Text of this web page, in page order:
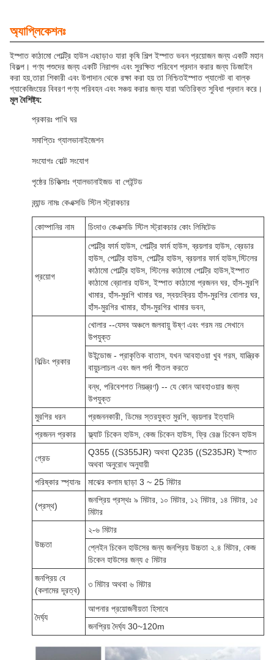
অ্যাপ্লিকেশনঃ
ইস্পাত কাঠামো পোল্ট্রি হাউস এছাড়াও যারা কৃষি শিল্প ইস্পাত ভবন প্রয়োজন জন্য একটি মহান
বিকল্প। পণ্য পশুদের জন্য একটি নিরাপদ এবং সুরক্ষিত পরিবেশ প্রদান করার জন্য ডিজাইন
করা হয়,তারা শিকারী এবং উপাদান থেকে রক্ষা করা হয় তা নিশ্চিতইস্পাত প্যালেট বা বাল্ক
প্যাকেজিংয়ের বিবরণ পণ্য পরিবহন এবং সঞ্চয় করার জন্য যারা অতিরিক্ত সুবিধা প্রদান করে।
মূল বৈশিষ্ট্য:
প্রকারঃ পাখি ঘর
সমাপ্তিঃ গ্যালভানাইজেশন
সংযোগঃ বোল্ট সংযোগ
পৃষ্ঠের চিকিত্সাঃ গ্যালভানাইজড বা পেইন্টড
ব্র্যান্ড নামঃ কেএক্সডি স্টিল স্ট্রাকচার
কোম্পানির নাম চিংদাও কেএক্সডি স্টিল স্ট্রাকচার কোং লিমিটেড
প্রয়োগ
পোল্ট্রি ফার্ম হাউস, পোল্ট্রি ফার্ম হাউস, ব্রয়লার হাউস, ব্রেডার
হাউস, পোল্ট্রি হাউস, পোল্ট্রি হাউস, ব্রয়লার ফার্ম হাউস,স্টিলের
কাঠামো পোল্ট্রি হাউস, স্টিলের কাঠামো পোল্ট্রি হাউস,ইস্পাত
কাঠামো ব্রোলার হাউস, ইস্পাত কাঠামো প্রজনন ঘর, হাঁস-মুরগি
খামার, হাঁস-মুরগি খামার ঘর, স্বয়ংক্রিয় হাঁস-মুরগির বোলার ঘর,
হাঁস-মুরগির খামার, হাঁস-মুরগির খামার ভবন,
বিল্ডিং প্রকার
খোলার --যেসব অঞ্চলে জলবায়ু উষ্ণ এবং গরম নয় সেখানে
উপযুক্ত
উইন্ডোজ - প্রাকৃতিক বাতাস, যখন আবহাওয়া খুব গরম, যান্ত্রিক
বায়ুচলাচল এবং জল পর্দা শীতল করতে
বন্ধ, পরিবেশগত নিয়ন্ত্রণ) -- যে কোন আবহাওয়ার জন্য
উপযুক্ত
মুরগির ধরন
প্রজননকারী, ডিমের স্তরযুক্ত মুরগি, ব্রয়লার ইত্যাদি
প্রজনন প্রকার
ফ্ল্যাট চিকেন হাউস, কেজ চিকেন হাউস, ফ্রি রেঞ্জ চিকেন হাউস
গ্রেড
Q355 ((S355JR) অথবা Q235 ((S235JR) ইস্পাত
অথবা অনুরোধ অনুযায়ী
পরিষ্কার স্প্যানঃ
মাঝের কলাম ছাড়া 3 ~ 25 মিটার
(প্রস্থ)
জনপ্রিয় প্রস্থঃ ৯ মিটার, ১০ মিটার, ১২ মিটার, ১৪ মিটার, ১৫
মিটার
উচ্চতা
২-৬ মিটার
প্লেইন চিকেন হাউসের জন্য জনপ্রিয় উচ্চতা ২.৪ মিটার, কেজ
চিকেন হাউসের জন্য ৫ মিটার
জনপ্রিয় বে
(কলামের দূরত্ব)
৩ মিটার অথবা ৬ মিটার
দৈর্ঘ্য
আপনার প্রয়োজনীয়তা হিসাবে
জনপ্রিয় দৈর্ঘ্য 30~120m